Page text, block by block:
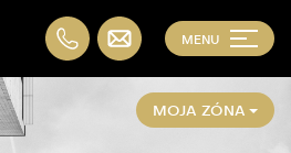
MOJA ZÓNA
MENU